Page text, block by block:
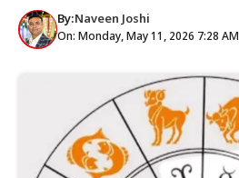
By:Naveen Joshi
On: Monday, May 11, 2026 7:28 AM